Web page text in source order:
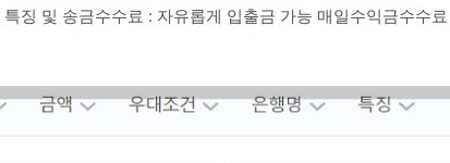
징 및 송금수수료 : 자유롭게 입출금 가능 매일수익금수수